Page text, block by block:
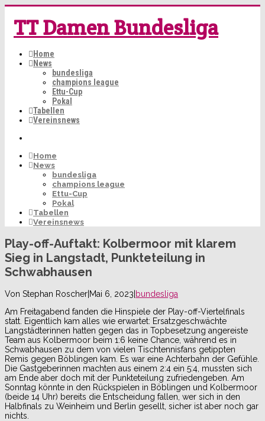
TT Damen Bundesliga
Home
News
bundesliga
champions league
Ettu-Cup
Pokal
Tabellen
Vereinsnews
Home
News
bundesliga
champions league
Ettu-Cup
Pokal
Tabellen
Vereinsnews
Play-off-Auftakt: Kolbermoor mit klarem
Sieg in Langstadt, Punkteteilung in
Schwabhausen
Von Stephan Roscher|Mai 6, 2023|bundesliga
Am Freitagabend fanden die Hinspiele der Play-off-Viertelfinals
statt. Eigentlich kam alles wie erwartet: Ersatzgeschwächte
Langstädterinnen hatten gegen das in Topbesetzung angereiste
Team aus Kolbermoor beim 1:6 keine Chance, während es in
Schwabhausen zu dem von vielen Tischtennisfans getippten
Remis gegen Böblingen kam. Es war eine Achterbahn der Gefühle.
Die Gastgeberinnen machten aus einem 2:4 ein 5:4, mussten sich
am Ende aber doch mit der Punkteteilung zufriedengeben. Am
Sonntag könnte in den Rückspielen in Böblingen und Kolbermoor
(beide 14 Uhr) bereits die Entscheidung fallen, wer sich in den
Halbfinals zu Weinheim und Berlin gesellt, sicher ist aber noch gar
nichts.